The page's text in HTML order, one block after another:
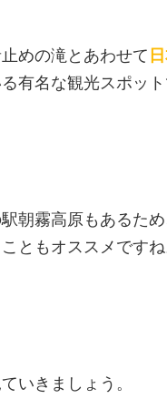
めの滝とあわせて
有名な観光スポット
朝霧高原もあるた
ともオススメですね
いきましょう。